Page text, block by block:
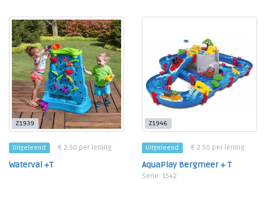
Z1939
Uitgeleend € 2.50 per lening
Waterval +T
Z1946
Uitgeleend € 2.50 per lening
AquaPlay Bergmeer + T
Serie: 1542